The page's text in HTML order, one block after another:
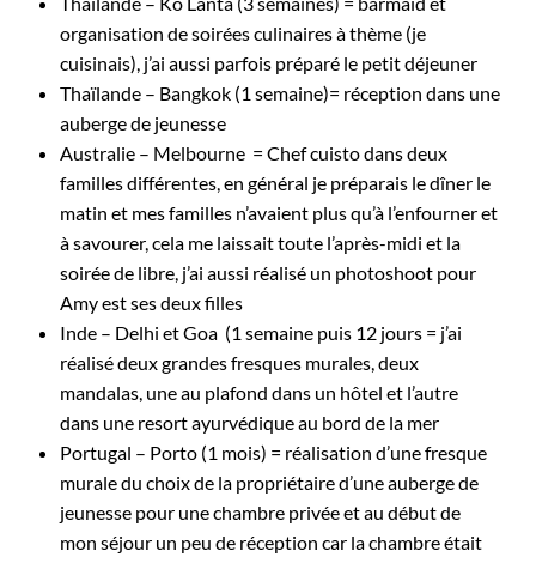
organisation de soirées culinaires à thème (je
cuisinais), j’ai aussi parfois préparé le petit déjeuner
Thaïlande – Bangkok (1 semaine)= réception dans une
auberge de jeunesse
Australie – Melbourne = Chef cuisto dans deux
familles différentes, en général je préparais le dîner le
matin et mes familles n’avaient plus qu’à l’enfourner et
à savourer, cela me laissait toute l’après-midi et la
soirée de libre, j’ai aussi réalisé un photoshoot pour
Amy est ses deux filles
Inde – Delhi et Goa (1 semaine puis 12 jours = j’ai
réalisé deux grandes fresques murales, deux
mandalas, une au plafond dans un hôtel et l’autre
dans une resort ayurvédique au bord de la mer
Portugal – Porto (1 mois) = réalisation d’une fresque
murale du choix de la propriétaire d’une auberge de
jeunesse pour une chambre privée et au début de
mon séjour un peu de réception car la chambre était